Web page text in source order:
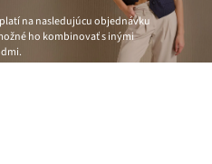
na nasledujúcu objednávku
ho kombinovať s inými